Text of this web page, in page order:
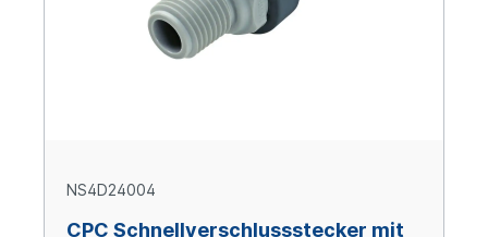
NS4D24004
CPC Schnellverschlussstecker mit